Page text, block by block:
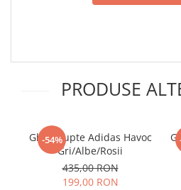
PRODUSE
-54%
Ghete lupte Adidas Havoc
Gri/Albe/Rosii
435,00 RON
199,00 RON